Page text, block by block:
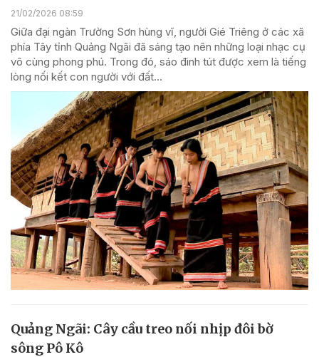
21/02/2026 08:59
Giữa đại ngàn Trường Sơn hùng vĩ, người Gié Triêng ở các xã
phía Tây tỉnh Quảng Ngãi đã sáng tạo nên những loại nhạc cụ
vô cùng phong phú. Trong đó, sáo đinh tút được xem là tiếng
lòng nối kết con người với đất...
Quảng Ngãi: Cây cầu treo nối nhịp đôi bờ
sông Pô Kô